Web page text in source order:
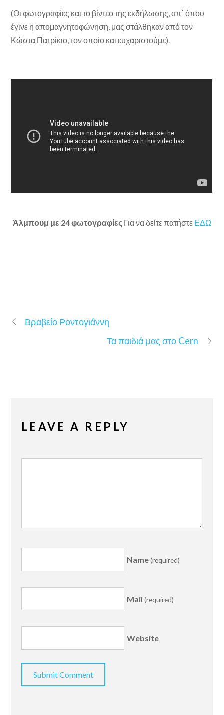
(Οι φωτογραφίες και το βίντεο της εκδήλωσης, απ΄ όπου
έγινε η απομαγνητοφώνηση, μας στάλθηκαν από τον
Κώστα Πατρίκιο, τον οποίο και ευχαριστούμε).
Άλμπουμ με 24 φωτογραφίες Για να δείτε πατήστε ΕΔΩ
Βραβείο Ροντογιάννη
Τα παιδιά μας στο Cern
LEAVE A REPLY
Name(required)
Mail (required)
Website